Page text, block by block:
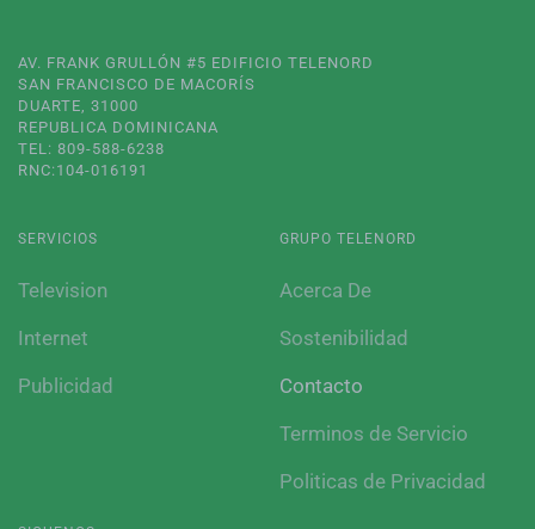
AV. FRANK GRULLÓN #5 EDIFICIO TELENORD
SAN FRANCISCO DE MACORÍS
DUARTE, 31000
REPUBLICA DOMINICANA
TEL: 809-588-6238
RNC:104-016191
SERVICIOS
Television
Internet
Publicidad
GRUPO TELENORD
Acerca De
Sostenibilidad
Contacto
Terminos de Servicio
Politicas de Privacidad